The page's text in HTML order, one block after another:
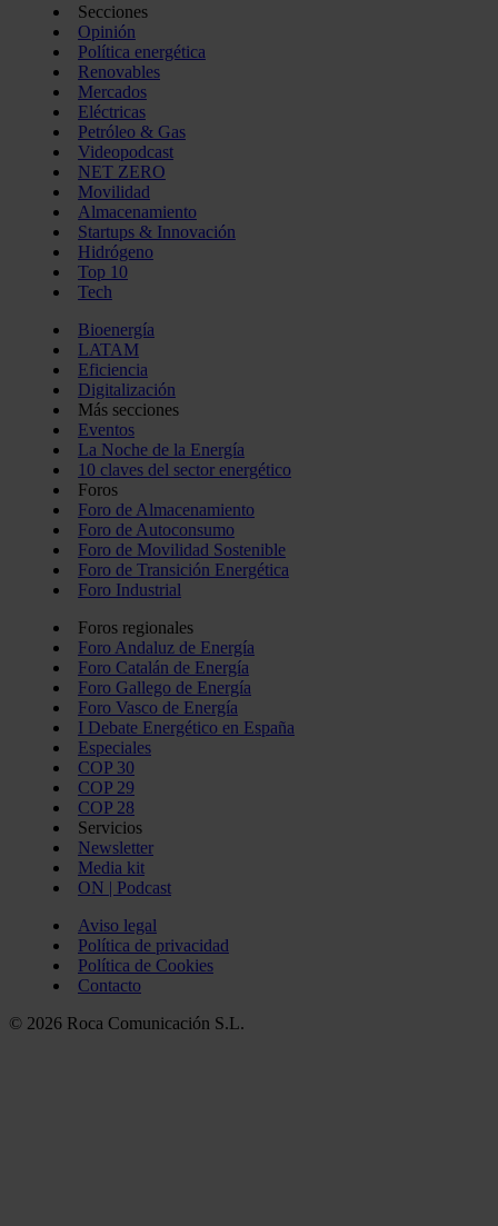
Secciones
Opinión
Política energética
Renovables
Mercados
Eléctricas
Petróleo & Gas
Videopodcast
NET ZERO
Movilidad
Almacenamiento
Startups & Innovación
Hidrógeno
Top 10
Tech
Bioenergía
LATAM
Eficiencia
Digitalización
Más secciones
Eventos
La Noche de la Energía
10 claves del sector energético
Foros
Foro de Almacenamiento
Foro de Autoconsumo
Foro de Movilidad Sostenible
Foro de Transición Energética
Foro Industrial
Foros regionales
Foro Andaluz de Energía
Foro Catalán de Energía
Foro Gallego de Energía
Foro Vasco de Energía
I Debate Energético en España
Especiales
COP 30
COP 29
COP 28
Servicios
Newsletter
Media kit
ON | Podcast
Aviso legal
Política de privacidad
Política de Cookies
Contacto
© 2026 Roca Comunicación S.L.